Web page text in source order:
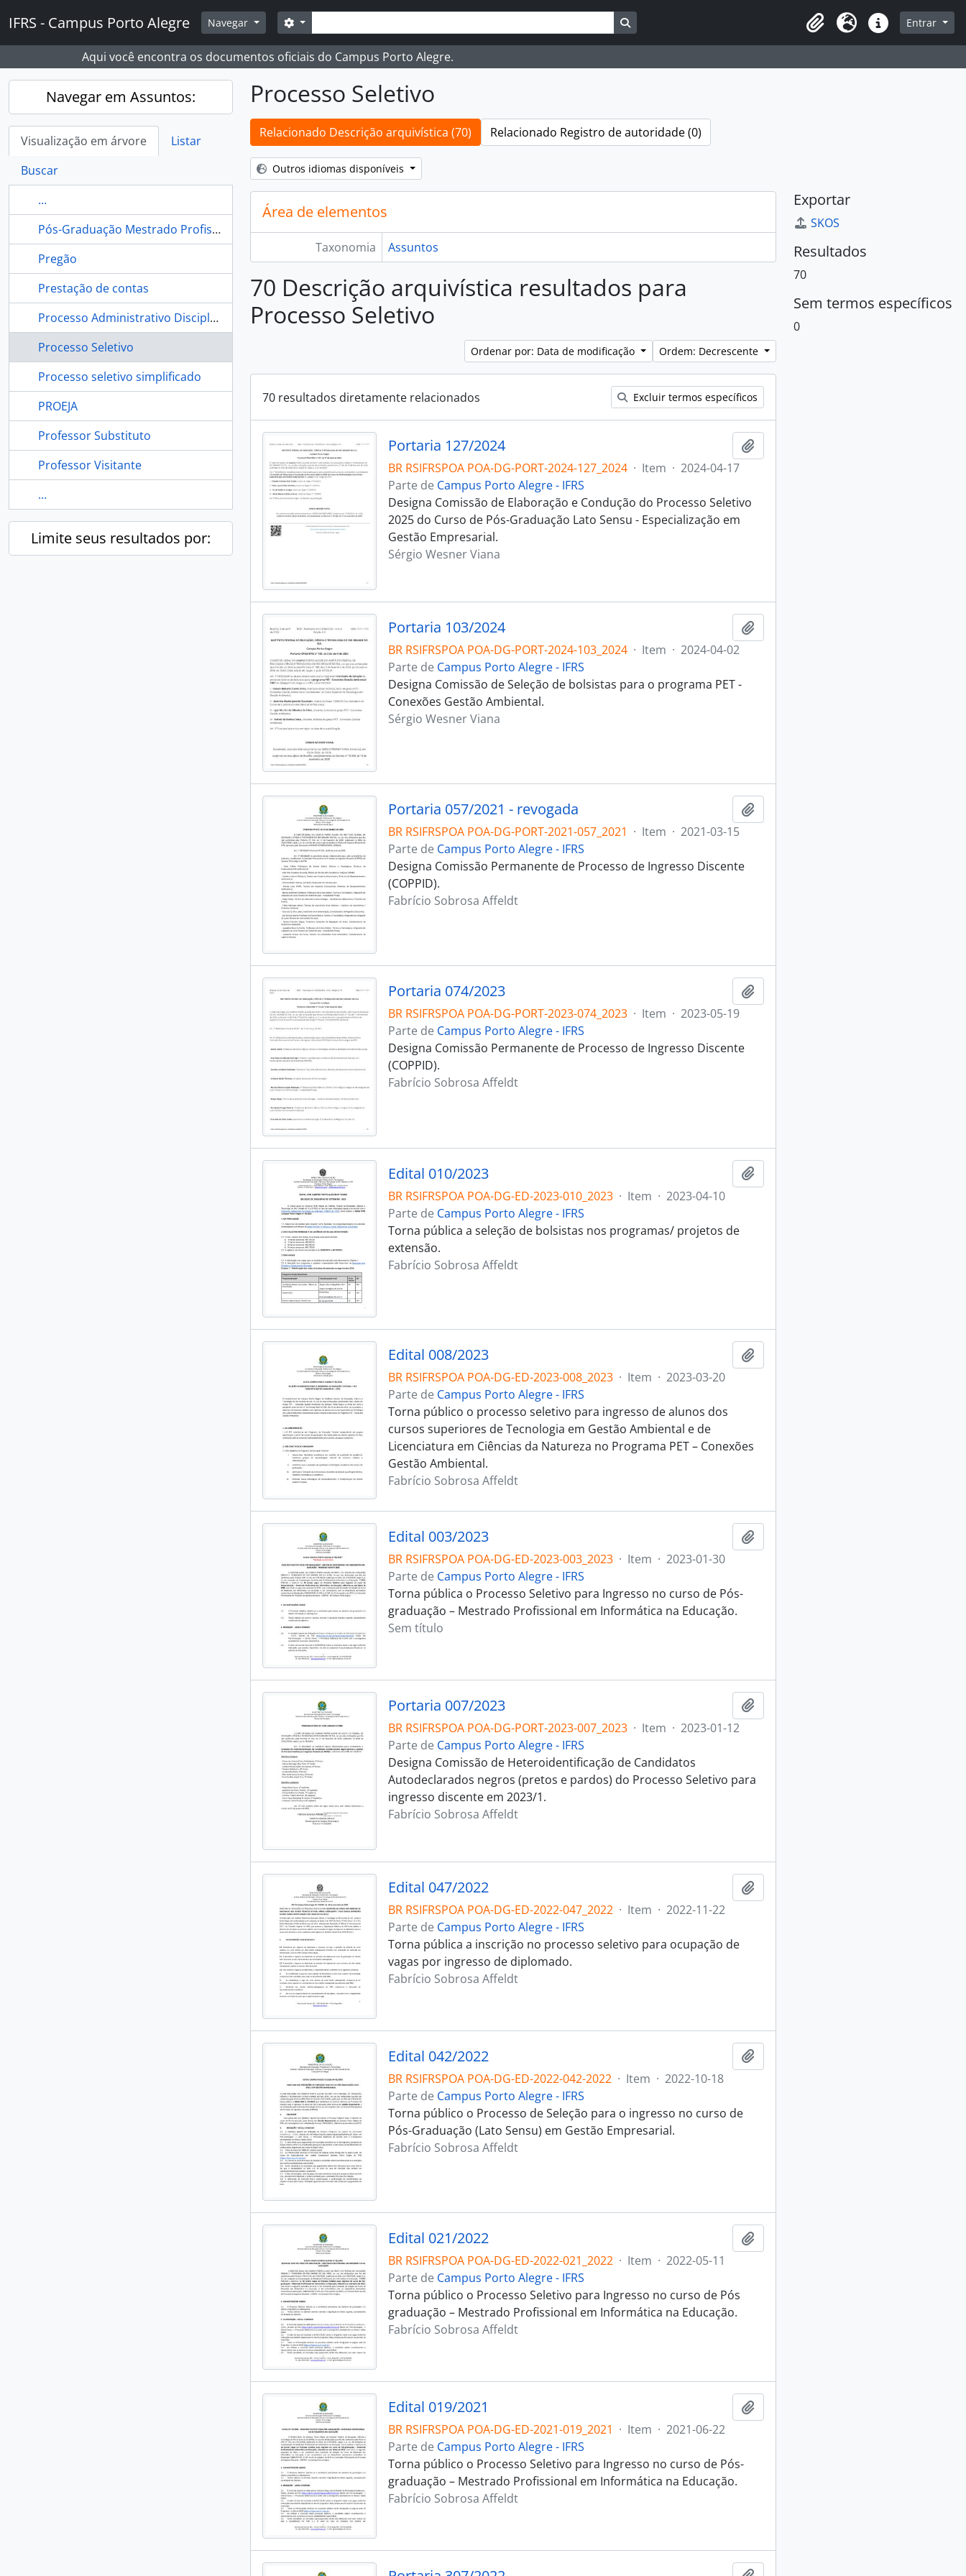
IFRS - Campus Porto Alegre Navegar Buscar
Opções de busca Busque na página de navegação
Idioma Atalhos Entrar
Aqui você encontra os documentos oficiais do Campus Porto Alegre.
Navegar em Assuntos:
Visualização em árvore
Listar
Buscar
...
Pós-Graduação Mestrado Profissional em Educação Profissional e Tecnológica (ProfEPT)
Pregão
Prestação de contas
Processo Administrativo Disciplinar
Processo Seletivo
Processo seletivo simplificado
PROEJA
Professor Substituto
Professor Visitante
...
Limite seus resultados por:
Processo Seletivo
Relacionado Descrição arquivística (70) Relacionado Registro de autoridade (0)
Outros idiomas disponíveis
Área de elementos
Taxonomia Assuntos
70 Descrição arquivística resultados para
Processo Seletivo
Ordenar por: Data de modificação Ordem: Decrescente
70 resultados diretamente relacionados Excluir termos específicos
Portaria 127/2024
BR RSIFRSPOA POA-DG-PORT-2024-127_2024 · Item · 2024-04-17
Parte de Campus Porto Alegre - IFRS
Designa Comissão de Elaboração e Condução do Processo Seletivo
2025 do Curso de Pós-Graduação Lato Sensu - Especialização em
Gestão Empresarial.
Sérgio Wesner Viana
Portaria 103/2024
BR RSIFRSPOA POA-DG-PORT-2024-103_2024 · Item · 2024-04-02
Parte de Campus Porto Alegre - IFRS
Designa Comissão de Seleção de bolsistas para o programa PET -
Conexões Gestão Ambiental.
Sérgio Wesner Viana
Portaria 057/2021 - revogada
BR RSIFRSPOA POA-DG-PORT-2021-057_2021 · Item · 2021-03-15
Parte de Campus Porto Alegre - IFRS
Designa Comissão Permanente de Processo de Ingresso Discente
(COPPID).
Fabrício Sobrosa Affeldt
Portaria 074/2023
BR RSIFRSPOA POA-DG-PORT-2023-074_2023 · Item · 2023-05-19
Parte de Campus Porto Alegre - IFRS
Designa Comissão Permanente de Processo de Ingresso Discente
(COPPID).
Fabrício Sobrosa Affeldt
Edital 010/2023
BR RSIFRSPOA POA-DG-ED-2023-010_2023 · Item · 2023-04-10
Parte de Campus Porto Alegre - IFRS
Torna pública a seleção de bolsistas nos programas/ projetos de
extensão.
Fabrício Sobrosa Affeldt
Edital 008/2023
BR RSIFRSPOA POA-DG-ED-2023-008_2023 · Item · 2023-03-20
Parte de Campus Porto Alegre - IFRS
Torna público o processo seletivo para ingresso de alunos dos
cursos superiores de Tecnologia em Gestão Ambiental e de
Licenciatura em Ciências da Natureza no Programa PET – Conexões
Gestão Ambiental.
Fabrício Sobrosa Affeldt
Edital 003/2023
BR RSIFRSPOA POA-DG-ED-2023-003_2023 · Item · 2023-01-30
Parte de Campus Porto Alegre - IFRS
Torna pública o Processo Seletivo para Ingresso no curso de Pós-
graduação – Mestrado Profissional em Informática na Educação.
Sem título
Portaria 007/2023
BR RSIFRSPOA POA-DG-PORT-2023-007_2023 · Item · 2023-01-12
Parte de Campus Porto Alegre - IFRS
Designa Comissão de Heteroidentificação de Candidatos
Autodeclarados negros (pretos e pardos) do Processo Seletivo para
ingresso discente em 2023/1.
Fabrício Sobrosa Affeldt
Edital 047/2022
BR RSIFRSPOA POA-DG-ED-2022-047_2022 · Item · 2022-11-22
Parte de Campus Porto Alegre - IFRS
Torna pública a inscrição no processo seletivo para ocupação de
vagas por ingresso de diplomado.
Fabrício Sobrosa Affeldt
Edital 042/2022
BR RSIFRSPOA POA-DG-ED-2022-042-2022 · Item · 2022-10-18
Parte de Campus Porto Alegre - IFRS
Torna público o Processo de Seleção para o ingresso no curso de
Pós-Graduação (Lato Sensu) em Gestão Empresarial.
Fabrício Sobrosa Affeldt
Edital 021/2022
BR RSIFRSPOA POA-DG-ED-2022-021_2022 · Item · 2022-05-11
Parte de Campus Porto Alegre - IFRS
Torna público o Processo Seletivo para Ingresso no curso de Pós
graduação – Mestrado Profissional em Informática na Educação.
Fabrício Sobrosa Affeldt
Edital 019/2021
BR RSIFRSPOA POA-DG-ED-2021-019_2021 · Item · 2021-06-22
Parte de Campus Porto Alegre - IFRS
Torna público o Processo Seletivo para Ingresso no curso de Pós-
graduação – Mestrado Profissional em Informática na Educação.
Fabrício Sobrosa Affeldt
Exportar
SKOS
Resultados
70
Sem termos específicos
0